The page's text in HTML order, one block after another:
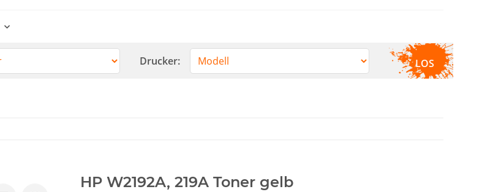
Drucker: LOS
HP W2192A, 219A Toner gelb